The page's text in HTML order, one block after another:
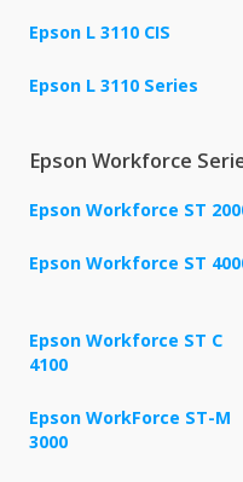
Epson L 3110 CIS
Epson L 3110 Series
Epson Workforce
Epson Workforce ST
Epson Workforce ST
Epson Workforce ST C
4100
Epson WorkForce ST-M
3000